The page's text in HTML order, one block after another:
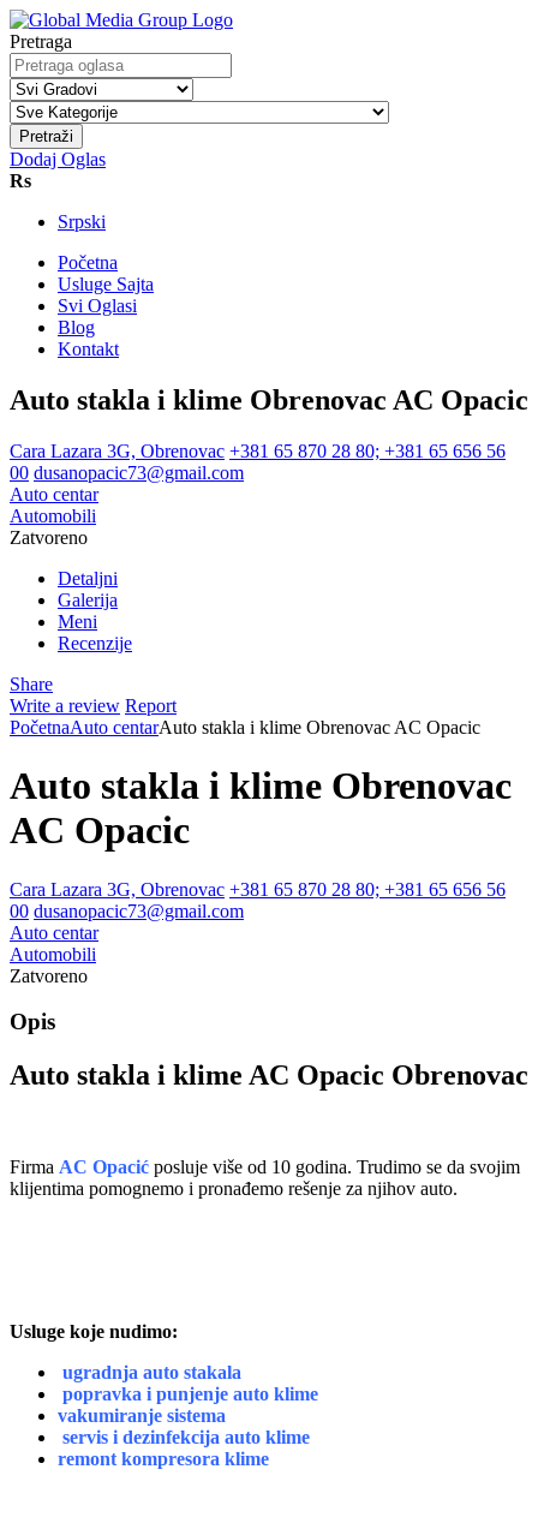
Pretraga
Pretraži
Dodaj Oglas
Rs
Srpski
Početna
Usluge Sajta
Svi Oglasi
Blog
Kontakt
Auto stakla i klime Obrenovac AC Opacic
Cara Lazara 3G, Obrenovac +381 65 870 28 80; +381 65 656 56
00 dusanopacic73@gmail.com
Auto centar
Automobili
Zatvoreno
Detaljni
Galerija
Meni
Recenzije
Share
Write a review Report
PočetnaAuto centarAuto stakla i klime Obrenovac AC Opacic
Auto stakla i klime Obrenovac
AC Opacic
Cara Lazara 3G, Obrenovac +381 65 870 28 80; +381 65 656 56
00 dusanopacic73@gmail.com
Auto centar
Automobili
Zatvoreno
Opis
Auto stakla i klime AC Opacic Obrenovac
Firma AC Opacić posluje više od 10 godina. Trudimo se da svojim
klijentima pomognemo i pronađemo rešenje za njihov auto.
Usluge koje nudimo:
ugradnja auto stakala
popravka i punjenje auto klime
vakumiranje sistema
servis i dezinfekcija auto klime
remont kompresora klime